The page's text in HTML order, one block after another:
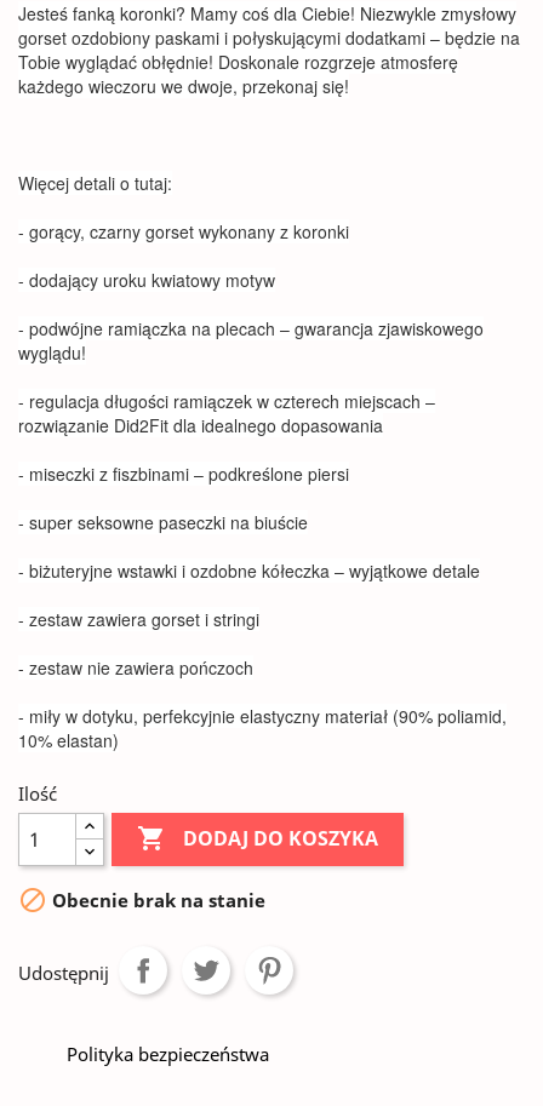
Jesteś fanką koronki? Mamy coś dla Ciebie! Niezwykle zmysłowy
gorset ozdobiony paskami i połyskującymi dodatkami – będzie na
Tobie wyglądać obłędnie! Doskonale rozgrzeje atmosferę
każdego wieczoru we dwoje, przekonaj się!
Więcej detali o tutaj:
- gorący, czarny gorset wykonany z koronki
- dodający uroku kwiatowy motyw
- podwójne ramiączka na plecach – gwarancja zjawiskowego
wyglądu!
- regulacja długości ramiączek w czterech miejscach –
rozwiązanie Did2Fit dla idealnego dopasowania
- miseczki z fiszbinami – podkreślone piersi
- super seksowne paseczki na biuście
- biżuteryjne wstawki i ozdobne kółeczka – wyjątkowe detale
- zestaw zawiera gorset i stringi
- zestaw nie zawiera pończoch
- miły w dotyku, perfekcyjnie elastyczny materiał (90% poliamid,
10% elastan)
Ilość
 DODAJ DO KOSZYKA
 Obecnie brak na stanie
Udostępnij
Polityka bezpieczeństwa